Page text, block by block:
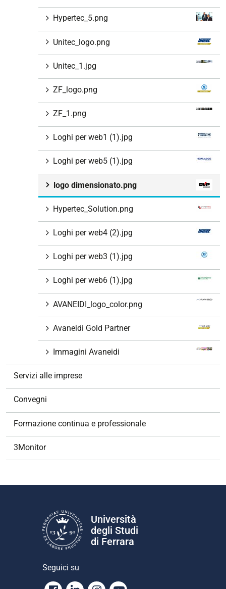
Hypertec_5.png
Unitec_logo.png
Unitec_1.jpg
ZF_logo.png
ZF_1.png
Loghi per web1 (1).jpg
Loghi per web5 (1).jpg
logo dimensionato.png
Hypertec_Solution.png
Loghi per web4 (2).jpg
Loghi per web3 (1).jpg
Loghi per web6 (1).jpg
AVANEIDI_logo_color.png
Avaneidi Gold Partner
Immagini Avaneidi
Servizi alle imprese
Convegni
Formazione continua e professionale
3Monitor
Università
degli Studi
di Ferrara
Seguici su